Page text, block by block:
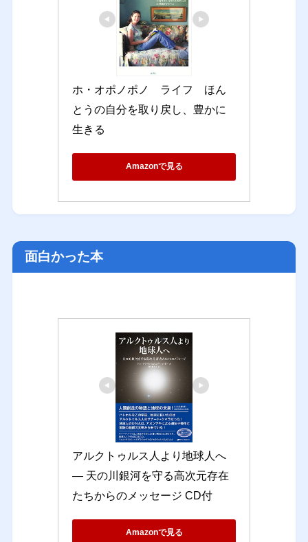
ホ・オポノポノ　ライフ　ほん
とうの自分を取り戻し、豊かに
生きる
Amazonで見る
面白かった本
アルクトゥルス人より地球人へ
― 天の川銀河を守る高次元存在
たちからのメッセージ CD付
Amazonで見る